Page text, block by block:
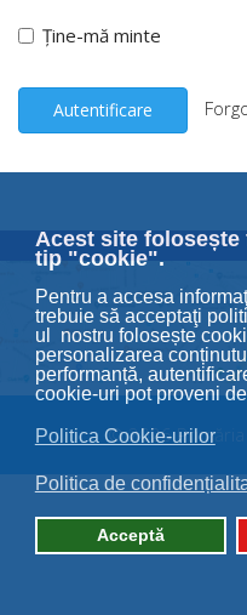
Acest site folosește
tip "cookie".
Pentru a accesa
trebuie să acceptaţi
ul nostru folosește
personalizarea
performanță,
cookie-uri pot proveni
Politica Cookie-urilor
Politica de
Acceptă
Ține-mă minte
Autentificare
© 2026 Primăria